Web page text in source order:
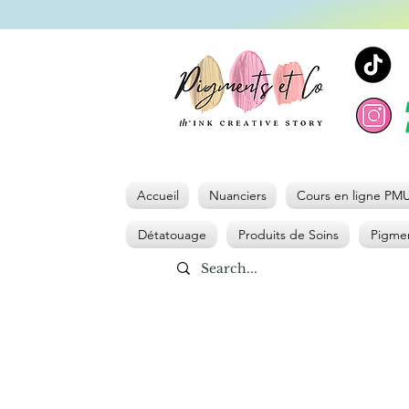
Accueil Nuanciers Cours en ligne
Détatouage Produits de Soins